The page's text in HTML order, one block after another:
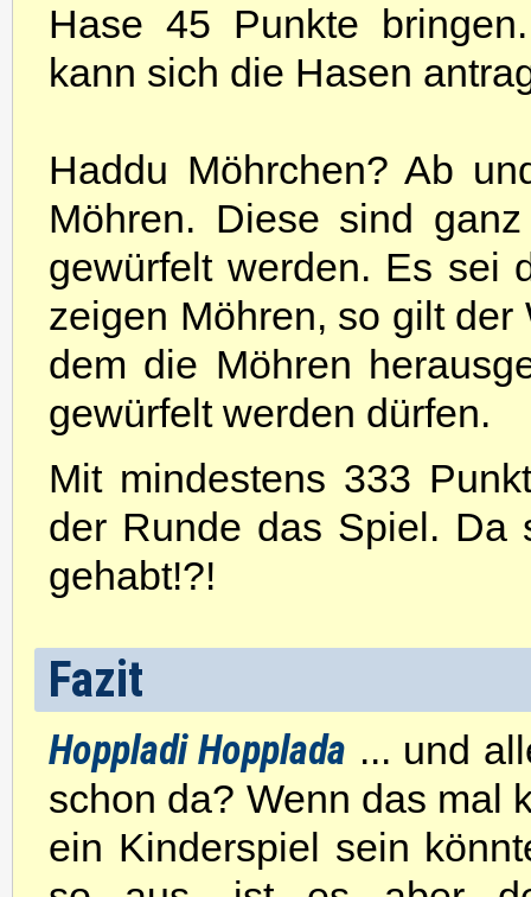
Hase 45 Punkte
kann sich die Hasen
Haddu Möhrchen? Ab
Möhren. Diese sind
gewürfelt werden. Es sei
zeigen Möhren, so gilt
dem die Möhren
gewürfelt werden dürfen.
Mit mindestens 333
der Runde das Spiel.
gehabt!?!
Fazit
Hoppladi Hopplada ... und
schon da? Wenn das mal
ein Kinderspiel sein